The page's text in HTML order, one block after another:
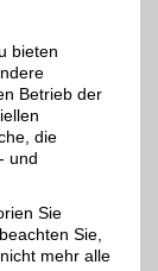
darf.
und
bieten
Betrieb der
die
und
Sie
Sie,
mehr alle